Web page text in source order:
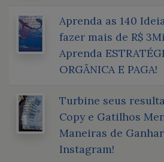
Aprenda as 140
fazer mais de R$
Aprenda
ORGÂNICA E PAGA!
Turbine seus
Copy e Gatilhos
Maneiras de
Instagram!